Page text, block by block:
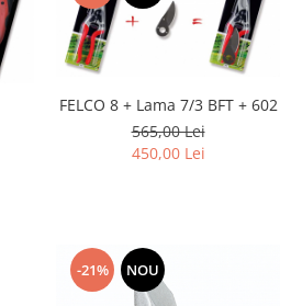
FELCO 8 + Lama 7/3 BFT + 602
565,00 Lei
450,00 Lei
-21% NOU